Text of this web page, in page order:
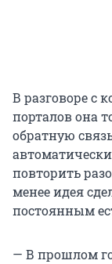
В разговоре с
порталов она
обратную
повторить
менее идея
постоянным
— В прошлом